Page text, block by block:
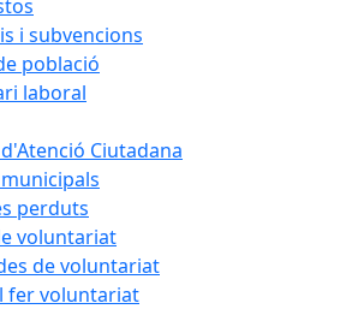
i subvencions
població
laboral
Ciutadana
perduts
voluntariat
de voluntariat
fer voluntariat